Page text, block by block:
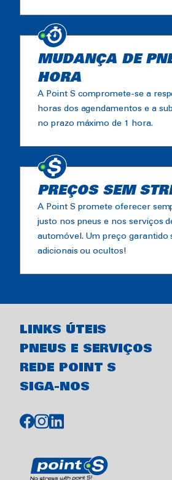
MUDANÇA DE
HORA
A Point S compromete-se a
horas dos agendamentos e a
no prazo máximo de 1 hora.
PREÇOS SEM
A Point S promete oferecer
justo nos pneus e nos serviços
automóvel. Um preço garantido
adicionais ou ocultos!
LINKS ÚTEIS
PNEUS E SERVIÇOS
REDE POINT S
SIGA-NOS